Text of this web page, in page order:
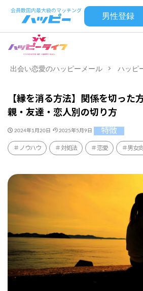
男性登録
出会い恋愛のハッピーメール ハッピ
【縁を消る方法】関係を切った
親・友達・恋人別の切り方
2024年1月20日 2025年5月9日 特徴
ノウハウ 対処法 恋愛 男女